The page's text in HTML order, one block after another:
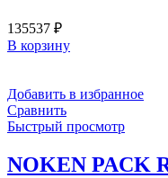
135537 ₽
В корзину
Добавить в избранное
Сравнить
Быстрый просмотр
NOKEN PACK